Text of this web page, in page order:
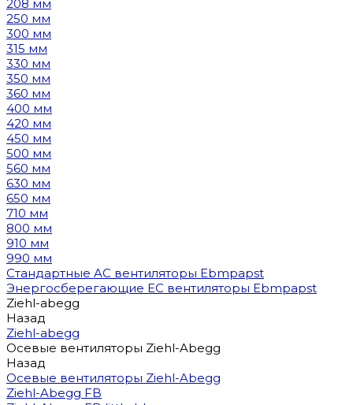
208 мм
250 мм
300 мм
315 мм
330 мм
350 мм
360 мм
400 мм
420 мм
450 мм
500 мм
560 мм
630 мм
650 мм
710 мм
800 мм
910 мм
990 мм
Стандартные AC вентиляторы Ebmpapst
Энергосберегающие EC вентиляторы Ebmpapst
Ziehl-abegg
Назад
Ziehl-abegg
Осевые вентиляторы Ziehl-Abegg
Назад
Осевые вентиляторы Ziehl-Abegg
Ziehl-Abegg FB